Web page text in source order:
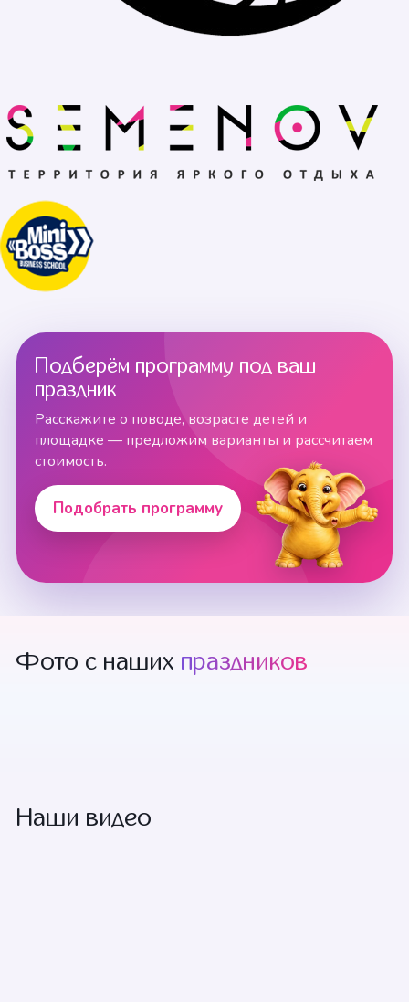
Подберём программу под ваш
праздник
Расскажите о поводе, возрасте детей и
площадке — предложим варианты и рассчитаем
стоимость.
Подобрать программу
Фото с наших праздников
Наши видео